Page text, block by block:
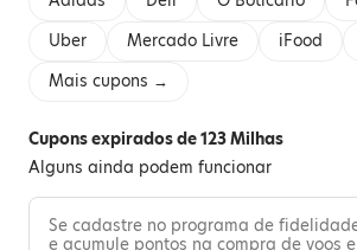
Uber
Mercado Livre iFood
Mais cupons →
Cupons expirados de 123 Milhas
Alguns ainda podem funcionar
Se cadastre no programa de
e acumule pontos na compra de voos